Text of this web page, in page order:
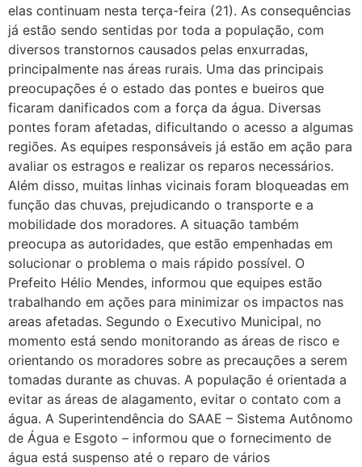
elas continuam nesta terça-feira (21). As consequências
já estão sendo sentidas por toda a população, com
diversos transtornos causados pelas enxurradas,
principalmente nas áreas rurais. Uma das principais
preocupações é o estado das pontes e bueiros que
ficaram danificados com a força da água. Diversas
pontes foram afetadas, dificultando o acesso a algumas
regiões. As equipes responsáveis já estão em ação para
avaliar os estragos e realizar os reparos necessários.
Além disso, muitas linhas vicinais foram bloqueadas em
função das chuvas, prejudicando o transporte e a
mobilidade dos moradores. A situação também
preocupa as autoridades, que estão empenhadas em
solucionar o problema o mais rápido possível. O
Prefeito Hélio Mendes, informou que equipes estão
trabalhando em ações para minimizar os impactos nas
areas afetadas. Segundo o Executivo Municipal, no
momento está sendo monitorando as áreas de risco e
orientando os moradores sobre as precauções a serem
tomadas durante as chuvas. A população é orientada a
evitar as áreas de alagamento, evitar o contato com a
água. A Superintendência do SAAE – Sistema Autônomo
de Água e Esgoto – informou que o fornecimento de
água está suspenso até o reparo de vários